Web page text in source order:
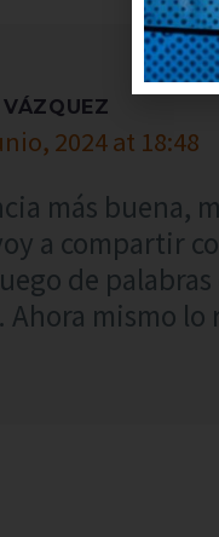
2024 at 18:48
más buena,
a compartir
de
mismo lo